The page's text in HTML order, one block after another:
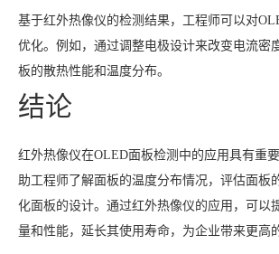
基于红外热像仪的检测结果，工程师可以对
优化。例如，通过调整电极设计来改变电流密
板的散热性能和温度分布。
结论
红外热像仪在OLED面板检测中的应用具有重
助工程师了解面板的温度分布情况，评估面板
化面板的设计。通过红外热像仪的应用，可以
量和性能，延长其使用寿命，为企业带来更高